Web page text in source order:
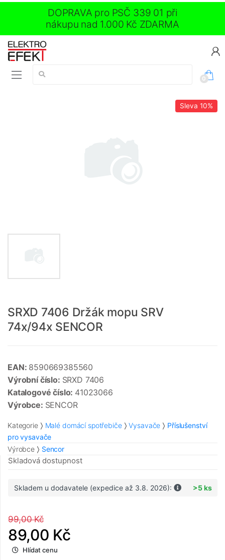
DOPRAVA pro PSČ 339 01 při
nákupu nad 1.000 Kč ZDARMA
Vyhledávání:
0
Sleva 10%
SRXD 7406 Držák mopu SRV
74x/94x SENCOR
EAN: 8590669385560
Výrobní číslo: SRXD 7406
Katalogové číslo: 41023066
Výrobce: SENCOR
Kategorie Malé domácí spotřebiče Vysavače
Příslušenství
pro vysavače
Výrobce
Sencor
Skladová dostupnost
Skladem u dodavatele (expedice až 3.8. 2026): >5 ks
99,00 Kč
89,00 Kč
Hlídat cenu